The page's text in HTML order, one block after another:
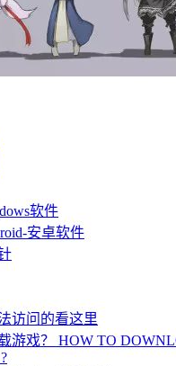
软件
安卓软件
访问的看这里
游戏？ HOW TO